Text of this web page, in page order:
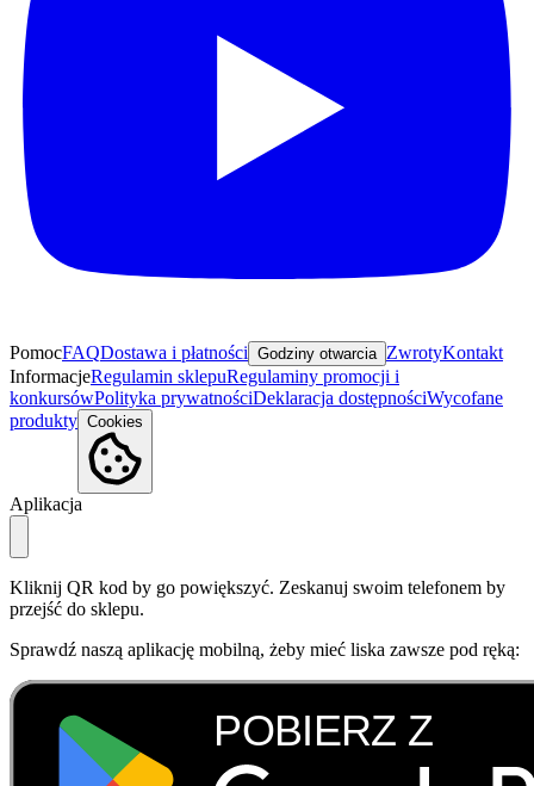
PomocFAQDostawa i płatności Godziny otwarcia ZwrotyKontakt
InformacjeRegulamin sklepuRegulaminy promocji i
konkursówPolityka prywatnościDeklaracja dostępnościWycofane
produkty Cookies
Aplikacja
Kliknij QR kod by go powiększyć. Zeskanuj swoim telefonem by
przejść do sklepu.
Sprawdź naszą aplikację mobilną, żeby mieć liska zawsze pod ręką: